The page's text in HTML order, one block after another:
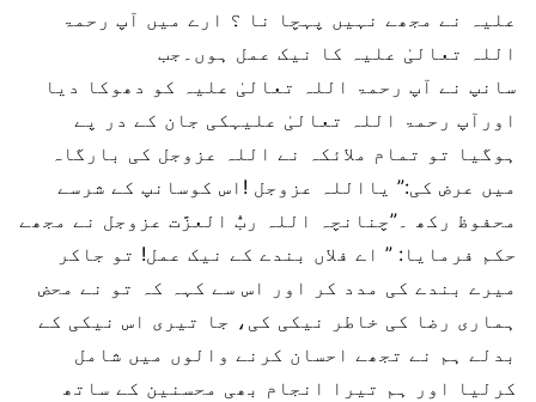
علیہ نے مجھے نہیں پہچا نا ؟ ارے میں آپ رحمۃ
اللہ تعالیٰ علیہ کا نیک عمل ہوں۔جب
سانپ نے آپ رحمۃ اللہ تعالیٰ علیہ کو دھوکا دیا
اورآپ رحمۃ اللہ تعالیٰ علیہکی جان کے در پے
ہوگیا تو تمام ملائکہ نے اللہ عزوجل کی بارگاہ
میں عرض کی:” یااللہ عزوجل !اس کوسانپ کے شرسے
محفوظ رکھ ۔”چنانچہ اللہ ربُّ العزَّت عزوجل نے مجھے
حکم فرمایا: ” اے فلاں بندے کے نیک عمل! تو جاکر
میرے بندے کی مدد کر اور اس سے کہہ کہ تو نے محض
ہماری رضا کی خاطر نیکی کی، جا تیری اس نیکی کے
بدلے ہم نے تجھے احسان کرنے والوں میں شامل
کرلیا اور ہم تیرا انجام بھی محسنین کے ساتھ